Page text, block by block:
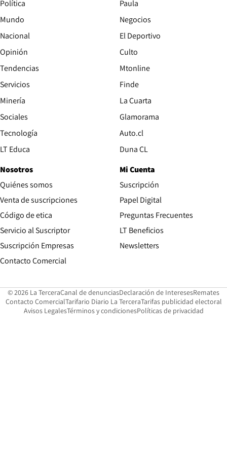
Política
Mundo
Nacional
Opinión
Tendencias
Servicios
Minería
Sociales
Tecnología
LT Educa
Paula
Negocios
El Deportivo
Culto
Mtonline
Finde
La Cuarta
Glamorama
Auto.clOpens in new window
Duna CLOpens in new window
Nosotros
Quiénes somos
Venta de suscripciones
Código de etica Opens in new window
Servicio al Suscriptor
Suscripción Empresas
Contacto ComercialOpens in new window
Mi Cuenta
Suscripción
Papel DigitalOpens in new
Preguntas Frecuentes
LT Beneficios
Newsletters
© 2026 La TerceraCanal de denunciasOpens in new window
Declaración de InteresesOpens in
Remates
Contacto ComercialOpens in new window
Tarifario Diario La TerceraOpens in new window
Tarifas publicidad electoral
Avisos LegalesOpens in new window
Términos y condicionesPolíticas de privacidad